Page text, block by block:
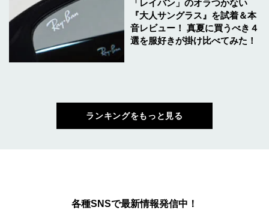
「レイバン」のオラつかない
『大人サングラス』を試着＆本
音レビュー！ 真夏に買うべき４
選を服好きが掛け比べてみた！
ランキングをもっと見る
各種SNSで最新情報発信中！